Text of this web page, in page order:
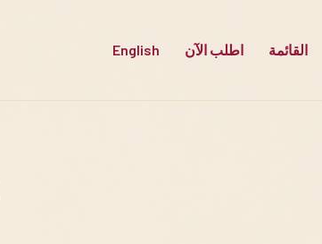
القائمة اطلب الآن English